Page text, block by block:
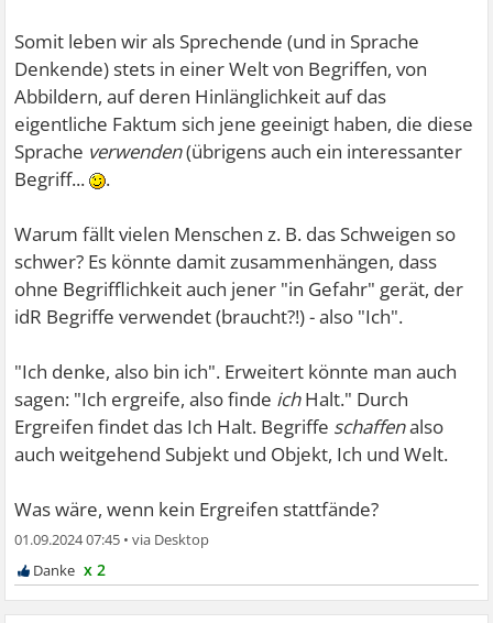
Somit leben wir als Sprechende (und in Sprache
Denkende) stets in einer Welt von Begriffen, von
Abbildern, auf deren Hinlänglichkeit auf das
eigentliche Faktum sich jene geeinigt haben, die diese
Sprache verwenden(übrigens auch ein interessanter
Begriff...
.
Warum fällt vielen Menschen z. B. das Schweigen so
schwer? Es könnte damit zusammenhängen, dass
ohne Begrifflichkeit auch jener "in Gefahr" gerät, der
idR Begriffe verwendet (braucht?!) - also "Ich".
"Ich denke, also bin ich". Erweitert könnte man auch
sagen: "Ich ergreife, also finde ichHalt." Durch
Ergreifen findet das Ich Halt. Begriffe schaffenalso
auch weitgehend Subjekt und Objekt, Ich und Welt.
Was wäre, wenn kein Ergreifen stattfände?
01.09.2024 07:45 •
x 2